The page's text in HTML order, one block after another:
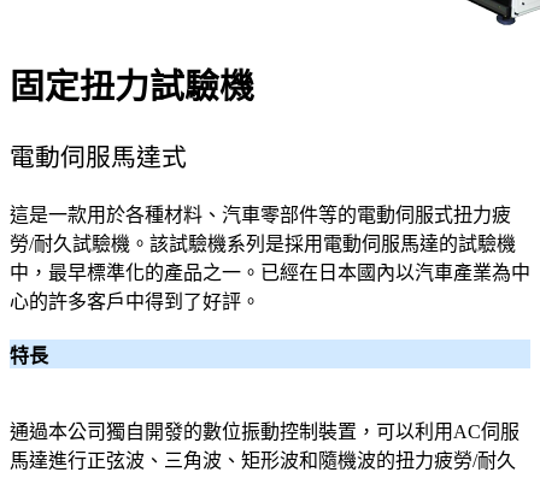
固定扭力試驗機
電動伺服馬達式
這是一款用於各種材料、汽車零部件等的電動伺服式扭力疲
勞/耐久試驗機。該試驗機系列是採用電動伺服馬達的試驗機
中，最早標準化的產品之一。已經在日本國內以汽車產業為中
心的許多客戶中得到了好評。
特長
通過本公司獨自開發的數位振動控制裝置，可以利用AC伺服
馬達進行正弦波、三角波、矩形波和隨機波的扭力疲勞/耐久